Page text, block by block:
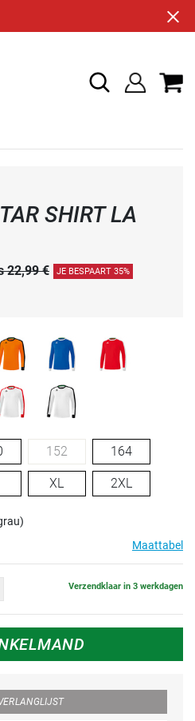
SHIRT LA
22,99 € JE BESPAART 35%
152 164
XL 2XL
Maattabel
Verzendklaar in 3 werkdagen